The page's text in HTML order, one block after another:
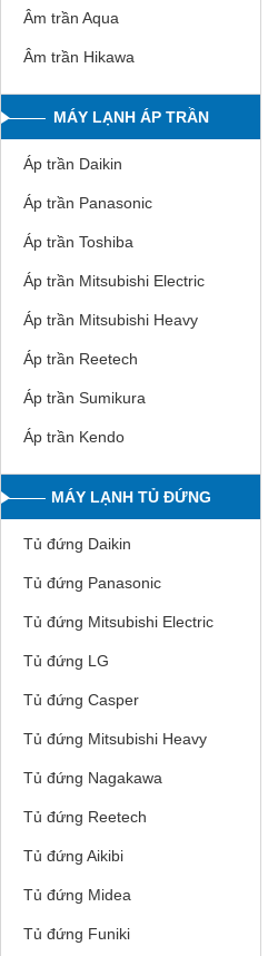
Âm trần Aqua
Âm trần Hikawa
MÁY LẠNH ÁP TRẦN
Áp trần Daikin
Áp trần Panasonic
Áp trần Toshiba
Áp trần Mitsubishi Electric
Áp trần Mitsubishi Heavy
Áp trần Reetech
Áp trần Sumikura
Áp trần Kendo
MÁY LẠNH TỦ ĐỨNG
Tủ đứng Daikin
Tủ đứng Panasonic
Tủ đứng Mitsubishi Electric
Tủ đứng LG
Tủ đứng Casper
Tủ đứng Mitsubishi Heavy
Tủ đứng Nagakawa
Tủ đứng Reetech
Tủ đứng Aikibi
Tủ đứng Midea
Tủ đứng Funiki